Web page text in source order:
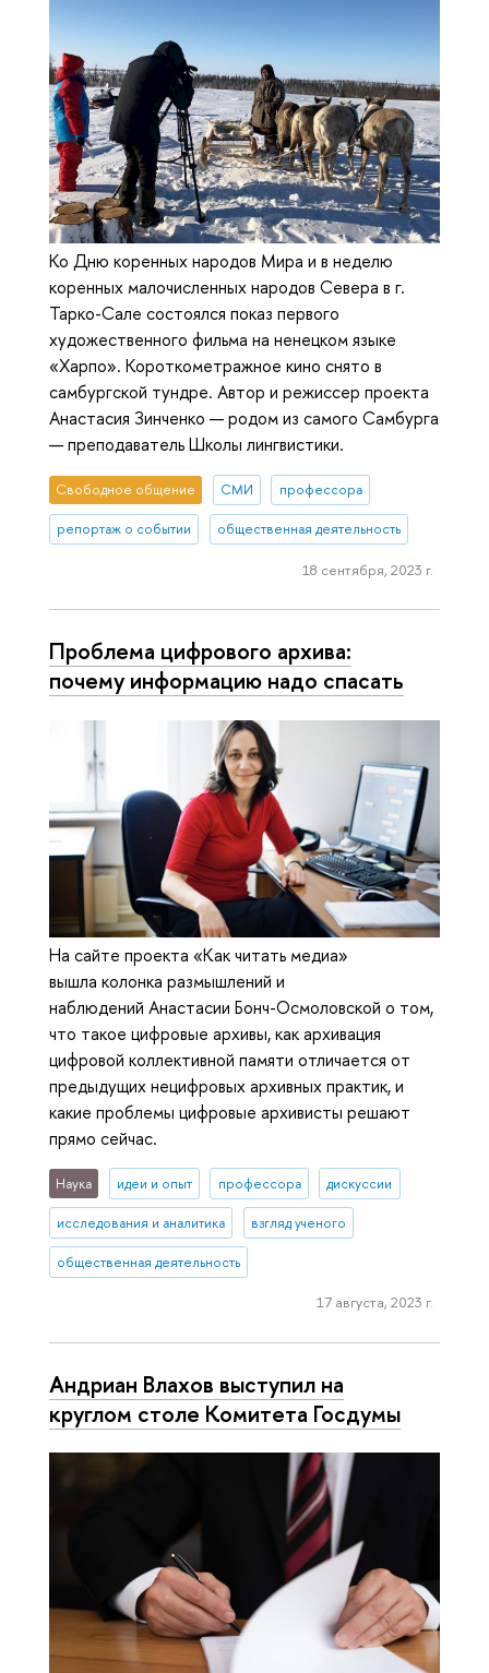
Ко Дню коренных народов Мира и в неделю
коренных малочисленных народов Севера в г.
Тарко-Сале состоялся показ первого
художественного фильма на ненецком языке
«Харпо». Короткометражное кино снято в
самбургской тундре. Автор и режиссер проекта
Анастасия Зинченко — родом из самого Самбурга
— преподаватель Школы лингвистики.
Свободное общение СМИ профессора
репортаж о событии общественная деятельность
18 сентября, 2023 г.
Проблема цифрового архива:
почему информацию надо спасать
На сайте проекта «Как читать медиа»
вышла колонка размышлений и
наблюдений Анастасии Бонч-Осмоловской о том,
что такое цифровые архивы, как архивация
цифровой коллективной памяти отличается от
предыдущих нецифровых архивных практик, и
какие проблемы цифровые архивисты решают
прямо сейчас.
Наука идеи и опыт профессора дискуссии
исследования и аналитика взгляд ученого
общественная деятельность
17 августа, 2023 г.
Андриан Влахов выступил на
круглом столе Комитета Госдумы